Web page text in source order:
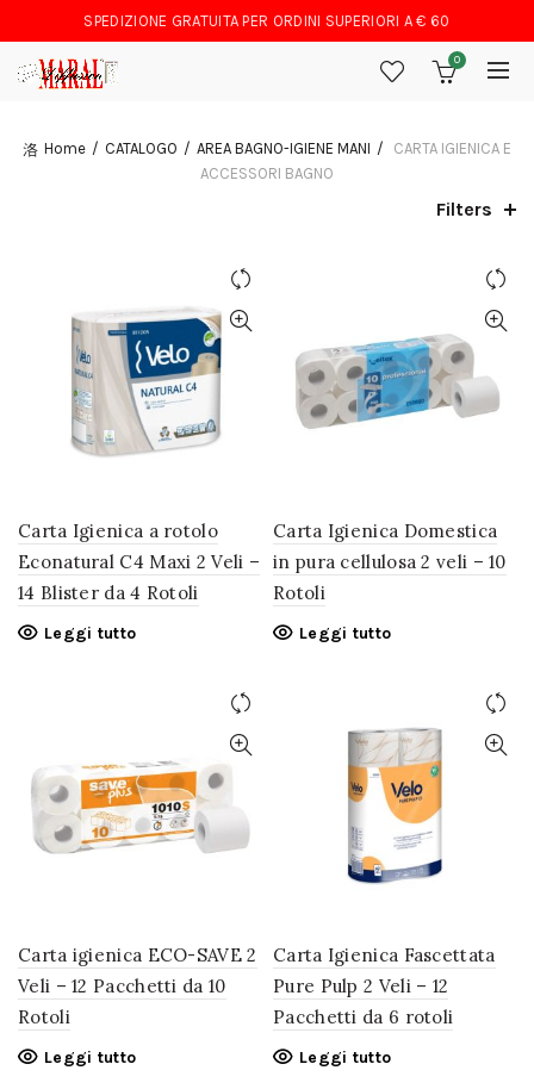
SPEDIZIONE GRATUITA PER ORDINI SUPERIORI A € 60
0
Home CATALOGO AREA BAGNO-IGIENE MANI
CARTA IGIENICA E
ACCESSORI BAGNO
Filters
Carta Igienica a rotolo
Econatural C4 Maxi 2 Veli –
14 Blister da 4 Rotoli
Leggi tutto
Carta Igienica Domestica
in pura cellulosa 2 veli – 10
Rotoli
Leggi tutto
Carta igienica ECO-SAVE 2
Veli – 12 Pacchetti da 10
Rotoli
Leggi tutto
Carta Igienica Fascettata
Pure Pulp 2 Veli – 12
Pacchetti da 6 rotoli
Leggi tutto